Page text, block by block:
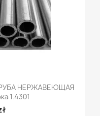
НЕРЖАВЕЮЩАЯ
1.4301